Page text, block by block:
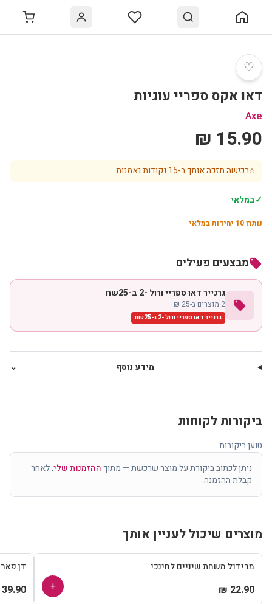
♡
דאו אקס ספריי עוגיות
Axe
15.90 ₪
⭐רכישה תזכה אותך ב-15 נקודות נאמנות
✓במלאי
נותרו10 יחידות במלאי
local_offerמבצעים פעילים
local_offer
גרנייר דאו ספריי ורול -2 ב-25שח
2 מוצרים ב-25 ₪
גרנייר דאו ספריי ורול -2 ב-25שח
מידע נוסף ⌄
ביקורות לקוחות
טוען ביקורות...
ניתן לכתוב ביקורת על מוצר שרכשת — מתוךההזמנות שלי, לאחר
קבלת ההזמנה.
מוצרים שיכול לעניין אותך
מרידול משחת שיניים לחינכי
22.90 ₪
+
דן
39.90 ₪